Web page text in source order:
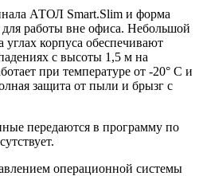
АТОЛ Smart.Slim и форма
работы вне офиса. Небольшой
корпуса обеспечивают
с высоты 1,5 м на
при температуре от ‑20° С и
защита от пыли и брызг с
передаются в программу по
операционной системы